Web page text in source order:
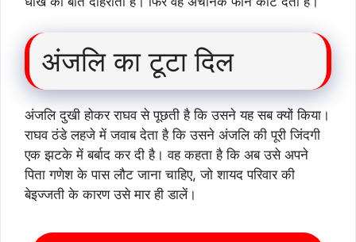
अंजलि का टूटा दिल
अंजलि दुखी होकर राघव से पूछती है कि उसने यह सब क्यों किया।
राघव ठंडे लहजे में जवाब देता है कि उसने अंजलि की पूरी जिंदगी
एक झटके में बर्बाद कर दी है। वह कहता है कि अब उसे अपने
पिता गणेश के पास लौट जाना चाहिए, जो शायद परिवार की
बेइज्जती के कारण उसे मार ही डालें।